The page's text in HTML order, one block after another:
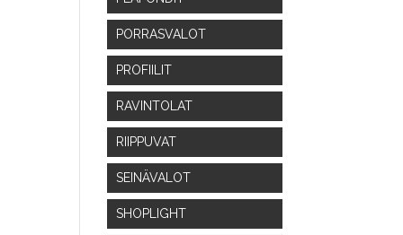
PORRASVALOT
PROFIILIT
RAVINTOLAT
RIIPPUVAT
SEINÄVALOT
SHOPLIGHT